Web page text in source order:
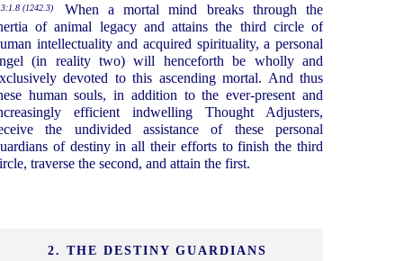
(1242.3)
When a mortal mind breaks through the
of animal legacy and attains the third circle of
intellectuality and acquired spirituality, a personal
(in reality two) will henceforth be wholly and
devoted to this ascending mortal. And thus
human souls, in addition to the ever-present and
efficient indwelling Thought Adjusters,
the undivided assistance of these personal
of destiny in all their efforts to finish the third
traverse the second, and attain the first.
2. THE DESTINY GUARDIANS